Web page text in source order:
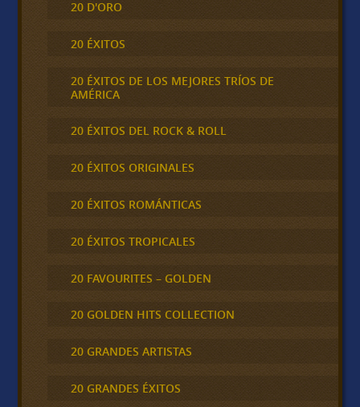
20 D'ORO
20 ÉXITOS
20 ÉXITOS DE LOS MEJORES TRÍOS DE
AMÉRICA
20 ÉXITOS DEL ROCK & ROLL
20 ÉXITOS ORIGINALES
20 ÉXITOS ROMÁNTICAS
20 ÉXITOS TROPICALES
20 FAVOURITES – GOLDEN
20 GOLDEN HITS COLLECTION
20 GRANDES ARTISTAS
20 GRANDES ÉXITOS